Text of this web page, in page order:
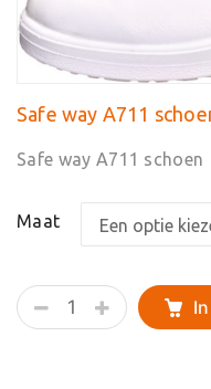
Safe way A711
Safe way A711 schoen
Maat
Safe
way